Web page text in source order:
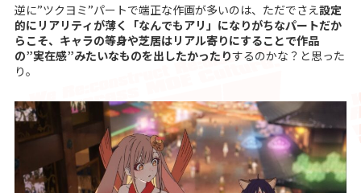
逆に”ツクヨミ”パートで端正な作画が多いのは、ただでさえ設定
的にリアリティが薄く「なんでもアリ」になりがちなパートだか
らこそ、キャラの等身や芝居はリアル寄りにすることで作品
の”実在感”みたいなものを出したかったりするのかな？と思った
り。